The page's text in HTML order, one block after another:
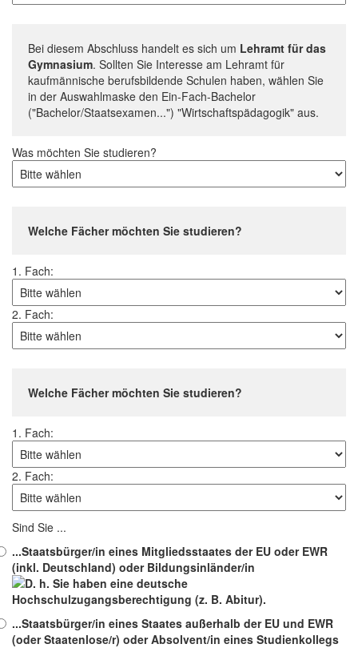
Bei diesem Abschluss handelt es sich um Lehramt für das
Gymnasium. Sollten Sie Interesse am Lehramt für
kaufmännische berufsbildende Schulen haben, wählen Sie
in der Auswahlmaske den Ein-Fach-Bachelor
("Bachelor/Staatsexamen...") "Wirtschaftspädagogik" aus.
Was möchten Sie studieren?
Welche Fächer möchten Sie studieren?
1. Fach:
2. Fach:
Welche Fächer möchten Sie studieren?
1. Fach:
2. Fach:
Sind Sie ...
...Staatsbürger/in eines Mitgliedsstaates der EU oder EWR
(inkl. Deutschland) oder Bildungsinländer/in
...Staatsbürger/in eines Staates außerhalb der EU und EWR
(oder Staatenlose/r) oder Absolvent/in eines Studienkollegs